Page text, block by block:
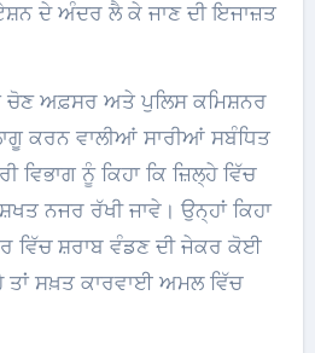
ਦੇ ਅੰਦਰ ਲੈ ਕੇ ਜਾਣ ਦੀ ਇਜਾਜ਼ਤ
ਚੋਣ ਅਫ਼ਸਰ ਅਤੇ ਪੁਲਿਸ ਕਮਿਸ਼ਨਰ
ਕਰਨ ਵਾਲੀਆਂ ਸਾਰੀਆਂ ਸਬੰਧਿਤ
ਵਿਭਾਗ ਨੂੰ ਕਿਹਾ ਕਿ ਜ਼ਿਲ੍ਹੇ ਵਿੱਚ
ਨਜਰ ਰੱਖੀ ਜਾਵੇ। ਉਨ੍ਹਾਂ ਕਿਹਾ
ਵਿੱਚ ਸ਼ਰਾਬ ਵੰਡਣ ਦੀ ਜੇਕਰ ਕੋਈ
ਸਖ਼ਤ ਕਾਰਵਾਈ ਅਮਲ ਵਿੱਚ